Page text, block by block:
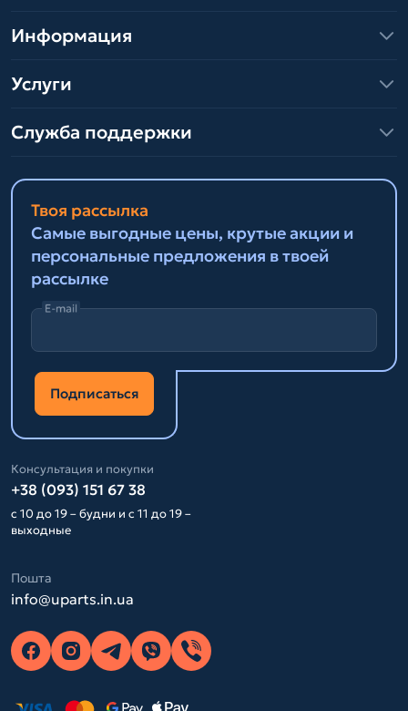
Информация
Услуги
Служба поддержки
Твоя рассылка
Самые выгодные цены, крутые акции и
персональные предложения в твоей
рассылке
E-mail
Подписаться
Консультация и покупки
+38 (093) 151 67 38
с 10 до 19 – будни и с 11 до 19 –
выходные
Пошта
info@uparts.in.ua